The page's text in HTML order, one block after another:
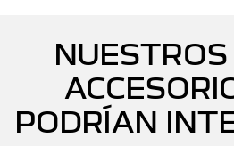
PODRÍAN